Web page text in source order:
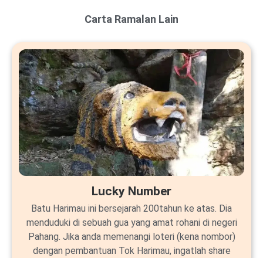
Carta Ramalan Lain
Lucky Number
Batu Harimau ini bersejarah 200tahun ke atas. Dia
menduduki di sebuah gua yang amat rohani di negeri
Pahang. Jika anda memenangi loteri (kena nombor)
dengan pembantuan Tok Harimau, ingatlah share